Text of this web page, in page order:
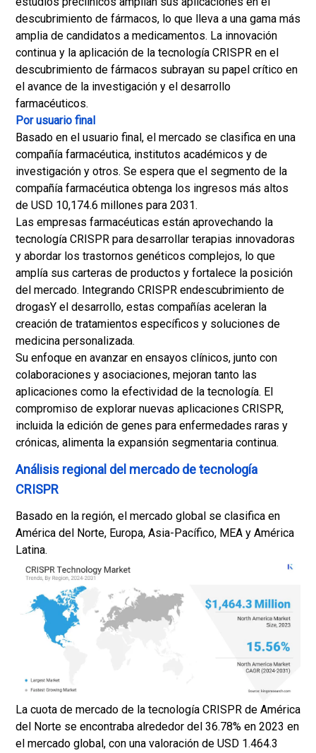
descubrimiento de fármacos, lo que lleva a una gama más
amplia de candidatos a medicamentos. La innovación
continua y la aplicación de la tecnología CRISPR en el
descubrimiento de fármacos subrayan su papel crítico en
el avance de la investigación y el desarrollo
farmacéuticos.
Por usuario final
Basado en el usuario final, el mercado se clasifica en una
compañía farmacéutica, institutos académicos y de
investigación y otros. Se espera que el segmento de la
compañía farmacéutica obtenga los ingresos más altos
de USD 10,174.6 millones para 2031.
Las empresas farmacéuticas están aprovechando la
tecnología CRISPR para desarrollar terapias innovadoras
y abordar los trastornos genéticos complejos, lo que
amplía sus carteras de productos y fortalece la posición
del mercado. Integrando CRISPR endescubrimiento de
drogasY el desarrollo, estas compañías aceleran la
creación de tratamientos específicos y soluciones de
medicina personalizada.
Su enfoque en avanzar en ensayos clínicos, junto con
colaboraciones y asociaciones, mejoran tanto las
aplicaciones como la efectividad de la tecnología. El
compromiso de explorar nuevas aplicaciones CRISPR,
incluida la edición de genes para enfermedades raras y
crónicas, alimenta la expansión segmentaria continua.
Análisis regional del mercado de tecnología
CRISPR
Basado en la región, el mercado global se clasifica en
América del Norte, Europa, Asia-Pacífico, MEA y América
Latina.
La cuota de mercado de la tecnología CRISPR de América
del Norte se encontraba alrededor del 36.78% en 2023 en
el mercado global, con una valoración de USD 1.464.3